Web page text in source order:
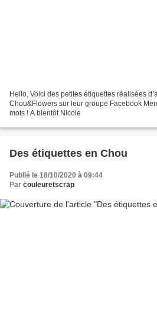
Hello, Voici des petites étiquettes réalisées
Chou&Flowers sur leur groupe Facebook
mots ! A bientôt Nicole
Des étiquettes en Chou
Publié le 18/10/2020 à 09:44
Par couleuretscrap